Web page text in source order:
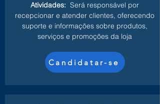
Atividades: Será responsável por
recepcionar e atender clientes, oferecendo
suporte e informações sobre produtos,
serviços e promoções da loja
Candidatar-se